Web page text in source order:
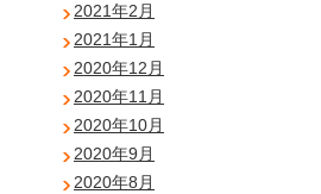
2021年2月
2021年1月
2020年12月
2020年11月
2020年10月
2020年9月
2020年8月